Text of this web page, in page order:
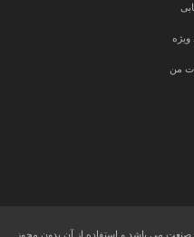
ویژه
من
می باشد و استفاده از آن بدون مجوز